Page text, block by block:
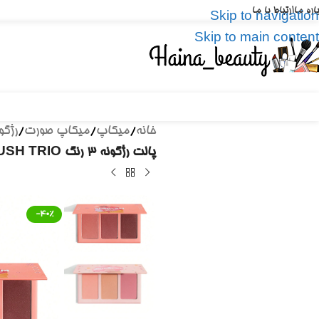
Skip to navigation
Skip to main content
ماارتباط با ما
خانه/میکاپ/میکاپ صورت/
پالت رژگونه 3 رنگ SWEET CHEEKS BLUSH TRIO شیگلم|‌SHEGLAM SWEET CHEEKS BLUSH TRIO
-40%